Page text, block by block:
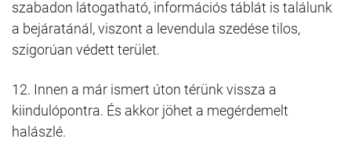
szabadon látogatható, információs táblát is találunk
a bejáratánál, viszont a levendula szedése tilos,
szigorúan védett terület.
12. Innen a már ismert úton térünk vissza a
kiindulópontra. És akkor jöhet a megérdemelt
halászlé.